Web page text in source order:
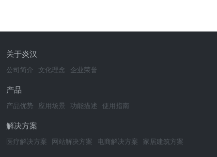
关于炎汉
公司简介 文化理念 企业荣誉
产品
产品优势 应用场景 功能描述 使用指南
解决方案
医疗解决方案 网站解决方案 电商解决方案 家居建筑方案